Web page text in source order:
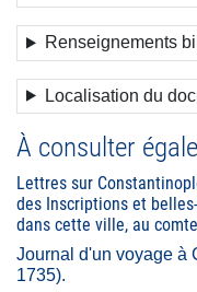
Renseignements
Localisation du
À consulter
Lettres sur
des Inscriptions et
dans cette ville, au
Journal d'un voyage à
1735).